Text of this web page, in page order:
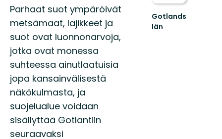
Kuvaus
Parhaat suot ympäröivät
metsämaat, lajikkeet ja
suot ovat luonnonarvoja,
jotka ovat monessa
suhteessa ainutlaatuisia
jopa kansainvälisestä
näkökulmasta, ja
suojelualue voidaan
sisällyttää Gotlantiin
seuraavaksi
Gotlands
län